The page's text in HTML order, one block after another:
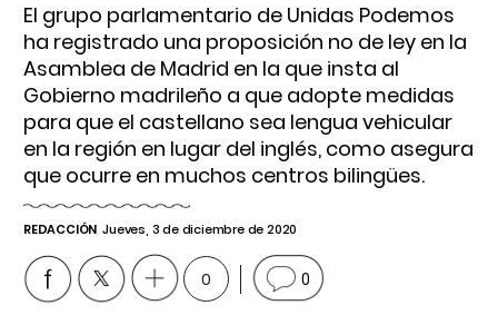
El grupo parlamentario de Unidas Podemos
ha registrado una proposición no de ley en la
Asamblea de Madrid en la que insta al
Gobierno madrileño a que adopte medidas
para que el castellano sea lengua vehicular
en la región en lugar del inglés, como asegura
que ocurre en muchos centros bilingües.
REDACCIÓN Jueves, 3 de diciembre de 2020
0 0